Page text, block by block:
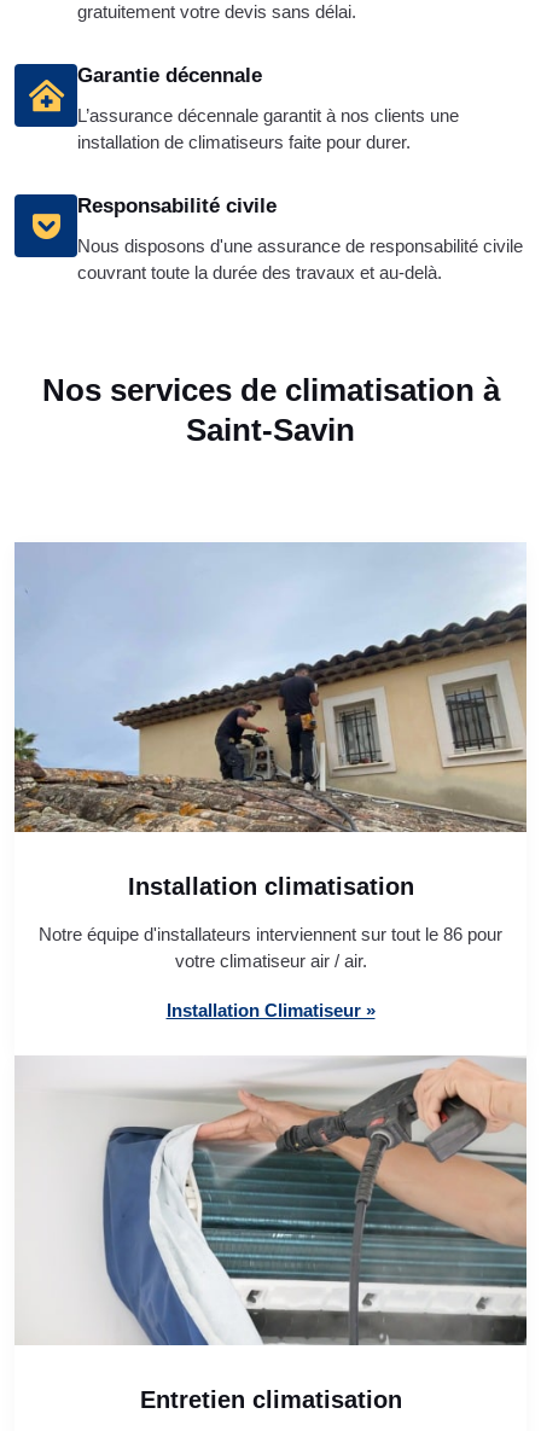
gratuitement votre devis sans délai.
Garantie décennale
L’assurance décennale garantit à nos clients une
installation de climatiseurs faite pour durer.
Responsabilité civile
Nous disposons d'une assurance de responsabilité civile
couvrant toute la durée des travaux et au-delà.
Nos services de climatisation à
Saint-Savin
Installation climatisation
Notre équipe d'installateurs interviennent sur tout le 86 pour
votre climatiseur air / air.
Installation Climatiseur »
Entretien climatisation